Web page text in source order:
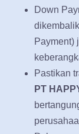
Down
Payment)
Pastikan
PT